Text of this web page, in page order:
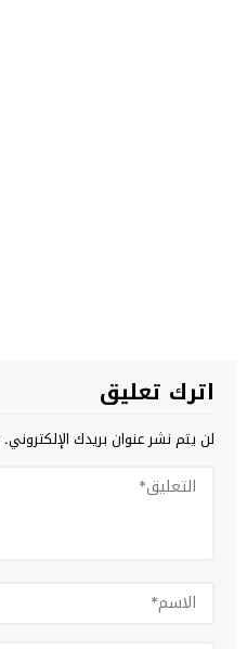
اترك تعليق
لن يتم نشر عنوان بريدك الإلكتروني.